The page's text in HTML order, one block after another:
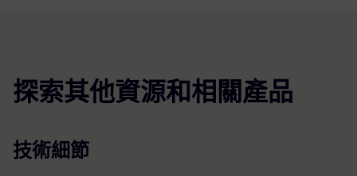
探索其他資源和相關產品
技術細節